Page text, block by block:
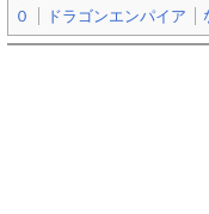
０
ドラゴンエンパイア